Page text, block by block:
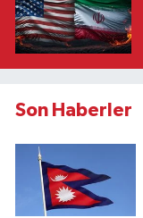
Son Haberler